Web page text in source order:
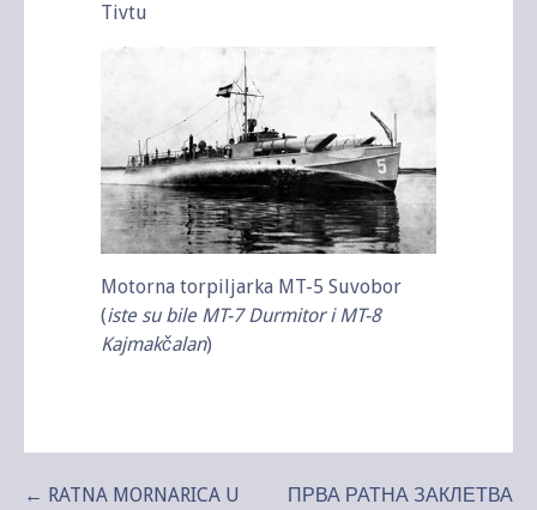
Tivtu
Motorna torpiljarka MT-5 Suvobor
(iste su bile MT-7 Durmitor i MT-8
Kajmakčalan)
← RATNA MORNARICA U ПРВА РАТНА ЗАКЛЕТВА